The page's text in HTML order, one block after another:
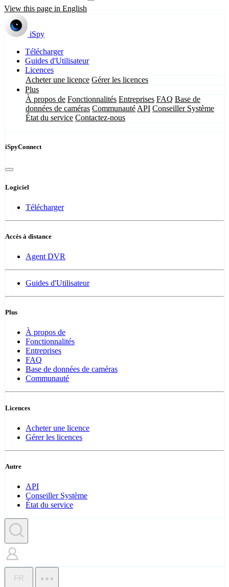
View this page in English
iSpy
Télécharger
Guides d'Utilisateur
Licences
Acheter une licence Gérer les licences
Plus
À propos de Fonctionnalités Entreprises FAQ Base de
données de caméras Communauté API Conseiller Système
État du service Contactez-nous
iSpyConnect
Logiciel
Télécharger
Accès à distance
Agent DVR
Guides d'Utilisateur
Plus
À propos de
Fonctionnalités
Entreprises
FAQ
Base de données de caméras
Communauté
Licences
Acheter une licence
Gérer les licences
Autre
API
Conseiller Système
État du service
FR